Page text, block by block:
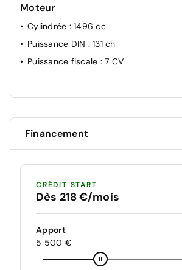
Moteur
Cylindrée : 1496 cc
Puissance DIN : 131 ch
Puissance fiscale : 7 CV
Financement
CRÉDIT START
Dès 218 €/mois
Apport
5 500 €